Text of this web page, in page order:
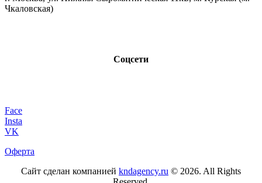
Чкаловская)
Соцсети
Face
Insta
VK
Оферта
Сайт сделан компанией kndagency.ru © 2026. All Rights